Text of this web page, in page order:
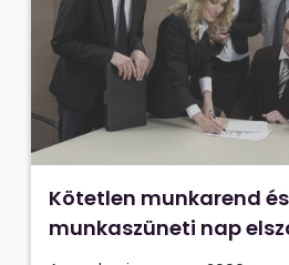
Kötetlen munkarend
munkaszüneti nap